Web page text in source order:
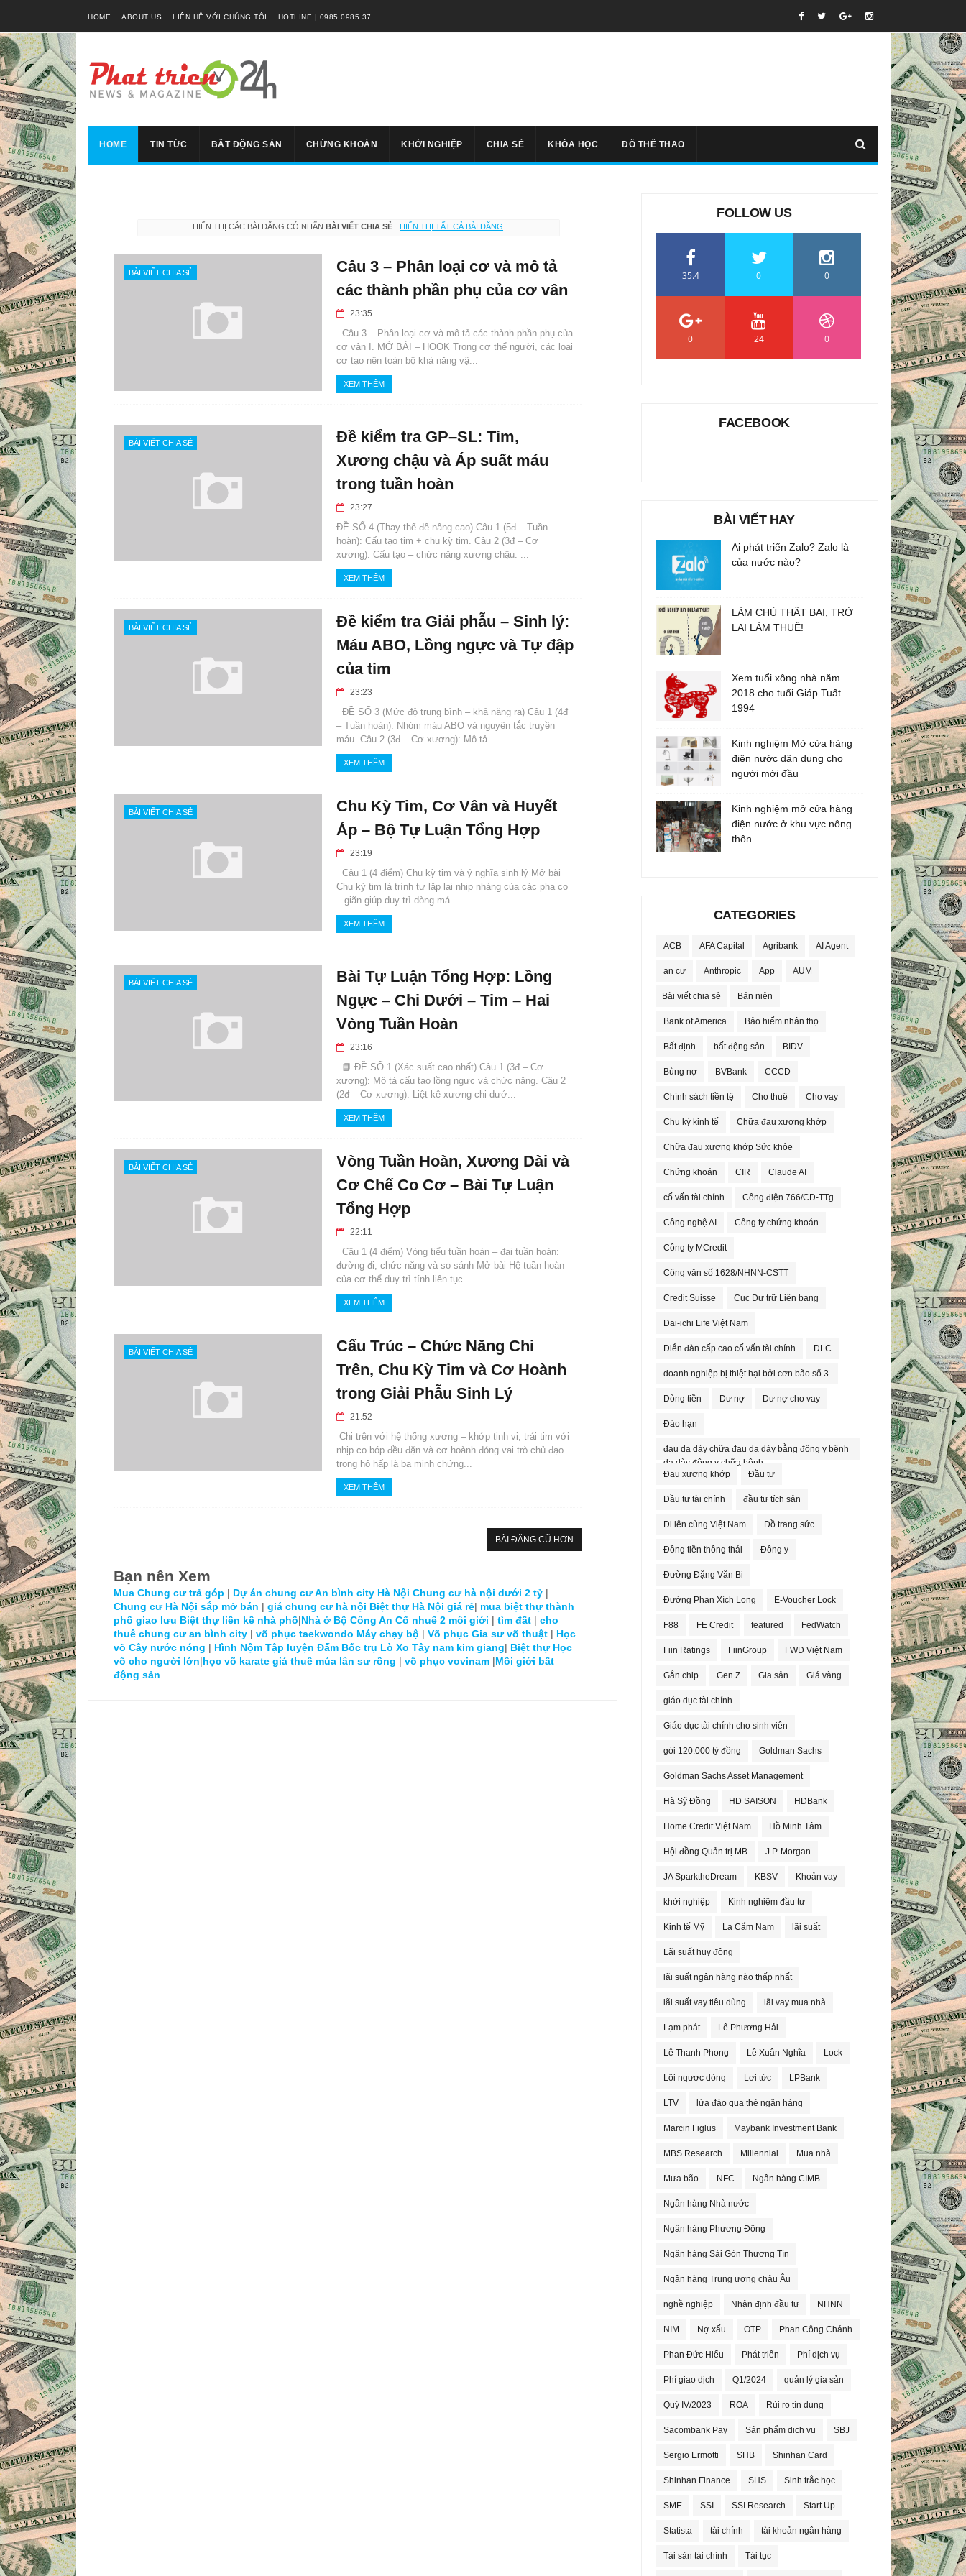
HOME ABOUT US LIÊN HỆ VỚI CHÚNG TÔI HOTLINE | 0985.0985.37
HOME TIN TỨC BẤT ĐỘNG SẢN CHỨNG KHOÁN KHỞI NGHIỆP CHIA SẺ KHÓA HỌC ĐỒ THỂ THAO
HIỂN THỊ CÁC BÀI ĐĂNG CÓ NHÃN BÀI VIẾT CHIA SẺ. HIỂN THỊ TẤT CẢ BÀI ĐĂNG
BÀI VIẾT CHIA SẺ
Câu 3 – Phân loại cơ và mô tả
các thành phần phụ của cơ vân
23:35
Câu 3 – Phân loại cơ và mô tả các thành phần phụ của
cơ vân I. MỞ BÀI – HOOK Trong cơ thể người, các loại
cơ tạo nên toàn bộ khả năng vậ...
XEM THÊM
BÀI VIẾT CHIA SẺ
Đề kiểm tra GP–SL: Tim,
Xương chậu và Áp suất máu
trong tuần hoàn
23:27
ĐỀ SỐ 4 (Thay thế đề nâng cao) Câu 1 (5đ – Tuần
hoàn): Cấu tạo tim + chu kỳ tim. Câu 2 (3đ – Cơ
xương): Cấu tạo – chức năng xương chậu. ...
XEM THÊM
BÀI VIẾT CHIA SẺ
Đề kiểm tra Giải phẫu – Sinh lý:
Máu ABO, Lồng ngực và Tự đập
của tim
23:23
ĐỀ SỐ 3 (Mức độ trung bình – khả năng ra) Câu 1 (4đ
– Tuần hoàn): Nhóm máu ABO và nguyên tắc truyền
máu. Câu 2 (3đ – Cơ xương): Mô tả ...
XEM THÊM
BÀI VIẾT CHIA SẺ
Chu Kỳ Tim, Cơ Vân và Huyết
Áp – Bộ Tự Luận Tổng Hợp
23:19
Câu 1 (4 điểm) Chu kỳ tim và ý nghĩa sinh lý Mở bài
Chu kỳ tim là trình tự lặp lại nhịp nhàng của các pha co
– giãn giúp duy trì dòng má...
XEM THÊM
BÀI VIẾT CHIA SẺ
Bài Tự Luận Tổng Hợp: Lồng
Ngực – Chi Dưới – Tim – Hai
Vòng Tuần Hoàn
23:16
📘 ĐỀ SỐ 1 (Xác suất cao nhất) Câu 1 (3đ – Cơ
xương): Mô tả cấu tạo lồng ngực và chức năng. Câu 2
(2đ – Cơ xương): Liệt kê xương chi dướ...
XEM THÊM
BÀI VIẾT CHIA SẺ
Vòng Tuần Hoàn, Xương Dài và
Cơ Chế Co Cơ – Bài Tự Luận
Tổng Hợp
22:11
Câu 1 (4 điểm) Vòng tiểu tuần hoàn – đại tuần hoàn:
đường đi, chức năng và so sánh Mở bài Hệ tuần hoàn
của cơ thể duy trì tính liên tục ...
XEM THÊM
BÀI VIẾT CHIA SẺ
Cấu Trúc – Chức Năng Chi
Trên, Chu Kỳ Tim và Cơ Hoành
trong Giải Phẫu Sinh Lý
21:52
Chi trên với hệ thống xương – khớp tinh vi, trái tim với
nhịp co bóp đều đặn và cơ hoành đóng vai trò chủ đạo
trong hô hấp là ba minh chứng...
XEM THÊM
BÀI ĐĂNG CŨ HƠN
Bạn nên Xem
Mua Chung cư trả góp | Dự án chung cư An bình city Hà Nội Chung cư hà nội dưới 2 tỷ |
Chung cư Hà Nội sắp mở bán | giá chung cư hà nội Biệt thự Hà Nội giá rẻ| mua biệt thự thành
phố giao lưu Biệt thự liền kề nhà phố|Nhà ở Bộ Công An Cổ nhuế 2 môi giới | tìm đất | cho
thuê chung cư an bình city | võ phục taekwondo Máy chạy bộ | Võ phục Gia sư võ thuật | Học
võ Cây nước nóng | Hình Nộm Tập luyện Đấm Bốc trụ Lò Xo Tây nam kim giang| Biệt thự Học
võ cho người lớn|học võ karate giá thuê múa lân sư rồng | võ phục vovinam |Môi giới bất
động sản
FOLLOW US
35.4 0 0
0 24 0
FACEBOOK
BÀI VIẾT HAY
Ai phát triển Zalo? Zalo là
của nước nào?
LÀM CHỦ THẤT BẠI, TRỞ
LẠI LÀM THUÊ!
Xem tuổi xông nhà năm
2018 cho tuổi Giáp Tuất
1994
Kinh nghiệm Mở cửa hàng
điện nước dân dụng cho
người mới đầu
Kinh nghiệm mở cửa hàng
điện nước ở khu vực nông
thôn
CATEGORIES
ACB AFA Capital Agribank AI Agent
an cư Anthropic App AUM
Bài viết chia sẻ Bán niên
Bank of America Bảo hiểm nhân thọ
Bất định bất động sản BIDV
Bùng nợ BVBank CCCD
Chính sách tiền tệ Cho thuê Cho vay
Chu kỳ kinh tế Chữa đau xương khớp
Chữa đau xương khớp Sức khỏe
Chứng khoán CIR Claude AI
cố vấn tài chính Công điện 766/CĐ-TTg
Công nghệ AI Công ty chứng khoán
Công ty MCredit
Công văn số 1628/NHNN-CSTT
Credit Suisse Cục Dự trữ Liên bang
Dai-ichi Life Việt Nam
Diễn đàn cấp cao cố vấn tài chính DLC
doanh nghiệp bị thiệt hại bởi cơn bão số 3.
Dòng tiền Dư nợ Dư nợ cho vay
Đáo hạn
đau dạ dày chữa đau dạ dày bằng đông y bệnh
dạ dày đông y chữa bệnh
Đau xương khớp
Đầu tư
Đầu tư tài chính đầu tư tích sản
Đi lên cùng Việt Nam Đồ trang sức
Đồng tiền thông thái Đông y
Đường Đặng Văn Bi
Đường Phan Xích Long E-Voucher Lock
F88 FE Credit featured FedWatch
Fiin Ratings FiinGroup FWD Việt Nam
Gắn chip Gen Z Gia sản Giá vàng
giáo dục tài chính
Giáo dục tài chính cho sinh viên
gói 120.000 tỷ đồng Goldman Sachs
Goldman Sachs Asset Management
Hà Sỹ Đồng HD SAISON HDBank
Home Credit Việt Nam Hồ Minh Tâm
Hội đồng Quản trị MB J.P. Morgan
JA SparktheDream KBSV Khoản vay
khởi nghiệp Kinh nghiệm đầu tư
Kinh tế Mỹ La Cẩm Nam lãi suất
Lãi suất huy động
lãi suất ngân hàng nào thấp nhất
lãi suất vay tiêu dùng lãi vay mua nhà
Lạm phát Lê Phương Hải
Lê Thanh Phong Lê Xuân Nghĩa Lock
Lội ngược dòng Lợi tức LPBank
LTV lừa đảo qua thẻ ngân hàng
Marcin Figlus Maybank Investment Bank
MBS Research Millennial Mua nhà
Mưa bão NFC Ngân hàng CIMB
Ngân hàng Nhà nước
Ngân hàng Phương Đông
Ngân hàng Sài Gòn Thương Tín
Ngân hàng Trung ương châu Âu
nghề nghiệp Nhận định đầu tư NHNN
NIM Nợ xấu OTP Phan Công Chánh
Phan Đức Hiếu Phát triển Phí dịch vụ
Phí giao dịch Q1/2024 quản lý gia sản
Quý IV/2023 ROA Rủi ro tín dụng
Sacombank Pay Sản phẩm dịch vụ SBJ
Sergio Ermotti SHB Shinhan Card
Shinhan Finance SHS Sinh trắc học
SME SSI SSI Research Start Up
Statista tài chính tài khoản ngân hàng
Tài sản tài chính Tái tục